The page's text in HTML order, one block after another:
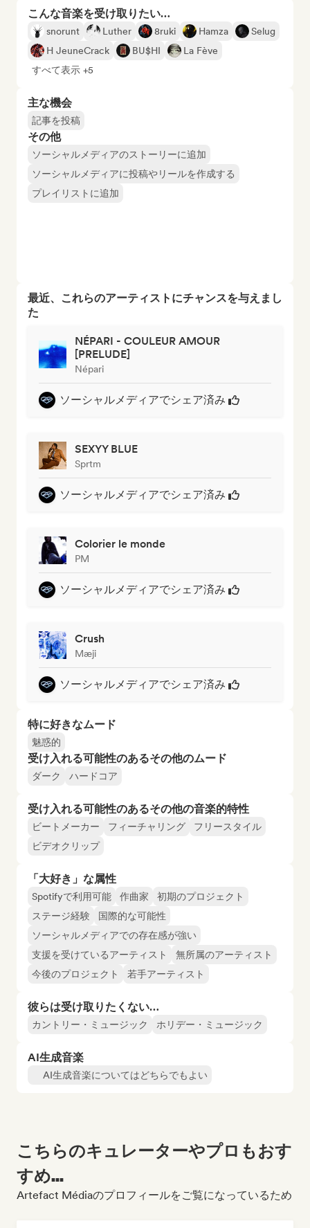
こんな音楽を受け取りたい…
snorunt Luther 8ruki Hamza
Selug
H JeuneCrack
BU$HI
La Fève
すべて表示 +5
主な機会
記事を投稿
その他
ソーシャルメディアのストーリーに追加
ソーシャルメディアに投稿やリールを作成する
プレイリストに追加
最近、これらのアーティストにチャンスを与えまし
た
NÉPARI - COULEUR AMOUR
[PRELUDE]
Népari
ソーシャルメディアでシェア済み
SEXYY BLUE
Sprtm
ソーシャルメディアでシェア済み
Colorier le monde
PM
ソーシャルメディアでシェア済み
Crush
Mæji
ソーシャルメディアでシェア済み
特に好きなムード
魅惑的
受け入れる可能性のあるその他のムード
ダーク ハードコア
受け入れる可能性のあるその他の音楽的特性
ビートメーカー フィーチャリング
フリースタイル
ビデオクリップ
「大好き」な属性
Spotifyで利用可能 作曲家
初期のプロジェクト
ステージ経験
国際的な可能性
ソーシャルメディアでの存在感が強い
支援を受けているアーティスト
無所属のアーティスト
今後のプロジェクト
若手アーティスト
彼らは受け取りたくない…
カントリー・ミュージック ホリデー・ミュージック
AI生成音楽
AI生成音楽についてはどちらでもよい
こちらのキュレーターやプロもおす
すめ...
Artefact Médiaのプロフィールをご覧になっているため